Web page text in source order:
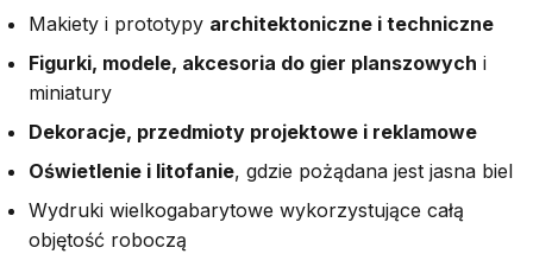
Makiety i prototypy architektoniczne i techniczne
Figurki, modele, akcesoria do gier planszowych i
miniatury
Dekoracje, przedmioty projektowe i reklamowe
Oświetlenie i litofanie, gdzie pożądana jest jasna biel
Wydruki wielkogabarytowe wykorzystujące całą
objętość roboczą